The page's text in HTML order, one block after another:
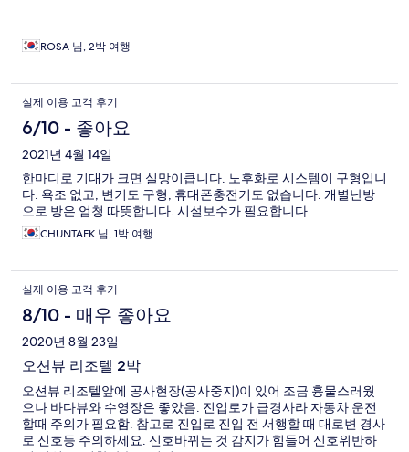
ROSA 님, 2박 여행
실제 이용 고객 후기
6/10 - 좋아요
2021년 4월 14일
한마디로 기대가 크면 실망이큽니다. 노후화로 시스템이 구형입니
다. 욕조 없고, 변기도 구형, 휴대폰충전기도 없습니다. 개별난방
으로 방은 엄청 따뜻합니다. 시설보수가 필요합니다.
CHUNTAEK 님, 1박 여행
실제 이용 고객 후기
8/10 - 매우 좋아요
2020년 8월 23일
오션뷰 리조텔 2박
오션뷰 리조텔앞에 공사현장(공사중지)이 있어 조금 흉물스러웠
으나 바다뷰와 수영장은 좋았음. 진입로가 급경사라 자동차 운전
할때 주의가 필요함. 참고로 진입로 진입 전 서행할 때 대로변 경사
로 신호등 주의하세요. 신호바뀌는 것 감지가 힘들어 신호위반하